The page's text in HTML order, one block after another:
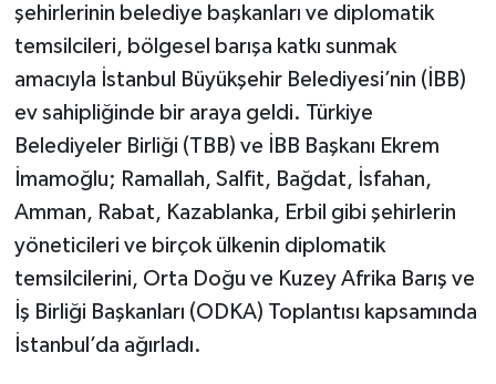
şehirlerinin belediye başkanları ve diplomatik
temsilcileri, bölgesel barışa katkı sunmak
amacıyla İstanbul Büyükşehir Belediyesi’nin (İBB)
ev sahipliğinde bir araya geldi. Türkiye
Belediyeler Birliği (TBB) ve İBB Başkanı Ekrem
İmamoğlu; Ramallah, Salfit, Bağdat, İsfahan,
Amman, Rabat, Kazablanka, Erbil gibi şehirlerin
yöneticileri ve birçok ülkenin diplomatik
temsilcilerini, Orta Doğu ve Kuzey Afrika Barış ve
İş Birliği Başkanları (ODKA) Toplantısı kapsamında
İstanbul’da ağırladı.